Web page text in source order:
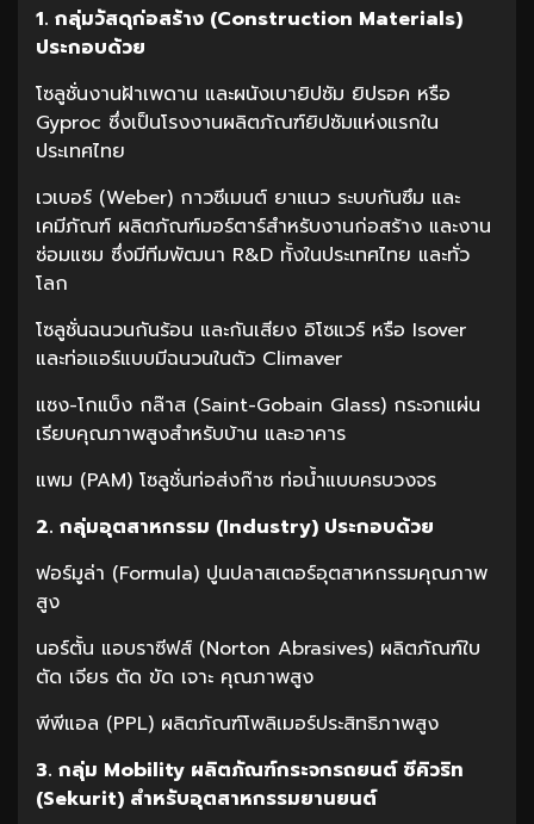
1. กลุ่มวัสดุก่อสร้าง (Construction Materials)
ประกอบด้วย
โซลูชั่นงานฝ้าเพดาน และผนังเบายิปซัม ยิปรอค หรือ
Gyproc ซึ่งเป็นโรงงานผลิตภัณฑ์ยิปซัมแห่งแรกใน
ประเทศไทย
เวเบอร์ (Weber) กาวซีเมนต์ ยาแนว ระบบกันซึม และ
เคมีภัณฑ์ ผลิตภัณฑ์มอร์ตาร์สำหรับงานก่อสร้าง และงาน
ซ่อมแซม ซึ่งมีทีมพัฒนา R&D ทั้งในประเทศไทย และทั่ว
โลก
โซลูชั่นฉนวนกันร้อน และกันเสียง อิโซแวร์ หรือ Isover
และท่อแอร์แบบมีฉนวนในตัว Climaver
แซง-โกแบ็ง กล๊าส (Saint-Gobain Glass) กระจกแผ่น
เรียบคุณภาพสูงสำหรับบ้าน และอาคาร
แพม (PAM) โซลูชั่นท่อส่งก๊าซ ท่อน้ำแบบครบวงจร
2. กลุ่มอุตสาหกรรม (Industry) ประกอบด้วย
ฟอร์มูล่า (Formula) ปูนปลาสเตอร์อุตสาหกรรมคุณภาพ
สูง
นอร์ตั้น แอบราซีฟส์ (Norton Abrasives) ผลิตภัณฑ์ใบ
ตัด เจียร ตัด ขัด เจาะ คุณภาพสูง
พีพีแอล (PPL) ผลิตภัณฑ์โพลิเมอร์ประสิทธิภาพสูง
3. กลุ่ม Mobility ผลิตภัณฑ์กระจกรถยนต์ ซีคิวริท
(Sekurit) สำหรับอุตสาหกรรมยานยนต์